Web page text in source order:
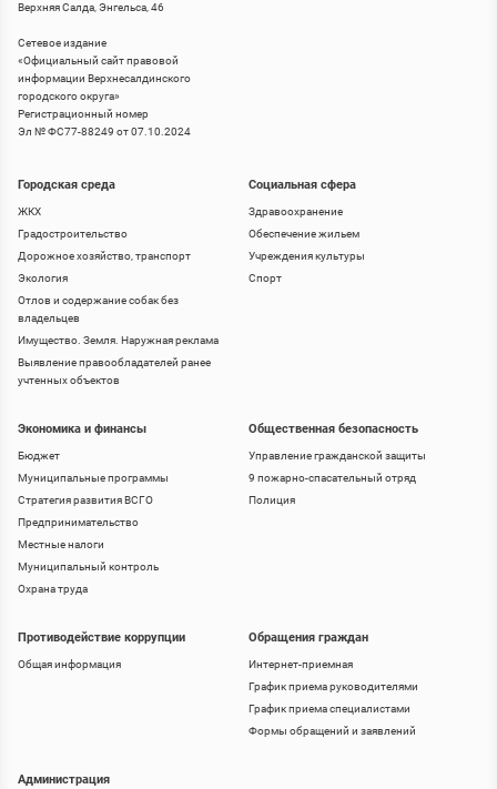
Верхняя Салда, Энгельса, 46
Сетевое издание
«Официальный сайт правовой
информации Верхнесалдинского
городского округа»
Регистрационный номер
Эл № ФС77-88249 от 07.10.2024
Городская среда
ЖКХ
Градостроительство
Дорожное хозяйство, транспорт
Экология
Отлов и содержание собак без
владельцев
Имущество. Земля. Наружная реклама
Выявление правообладателей ранее
учтенных объектов
Социальная сфера
Здравоохранение
Обеспечение жильем
Учреждения культуры
Спорт
Экономика и финансы
Бюджет
Муниципальные программы
Стратегия развития ВСГО
Предпринимательство
Местные налоги
Муниципальный контроль
Охрана труда
Общественная безопасность
Управление гражданской защиты
9 пожарно-спасательный отряд
Полиция
Противодействие коррупции
Общая информация
Обращения граждан
Интернет-приемная
График приема руководителями
График приема специалистами
Формы обращений и заявлений
Администрация